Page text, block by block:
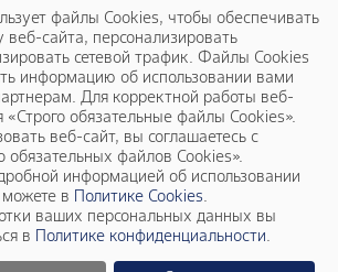
квартал: У Bayer
шанс показать
результаты в
году
2025 года
выполнил
файлы Cookies, чтобы обеспечивать
веб-сайта, персонализировать
сетевой трафик. Файлы Cookies
информацию об использовании вами
Для корректной работы веб-
«Строго обязательные файлы Cookies».
веб-сайт, вы соглашаетесь с
обязательных файлов Cookies».
информацией об использовании
в Политике Cookies.
ваших персональных данных вы
в Политике конфиденциальности.